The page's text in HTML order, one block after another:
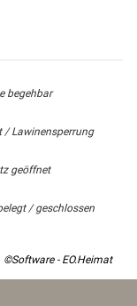
begehbar
/ Lawinensperrung
geöffnet
/ geschlossen
©Software - EO.Heimat